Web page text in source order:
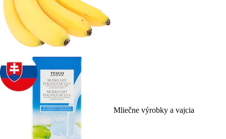
Mliečne výrobky a vajcia